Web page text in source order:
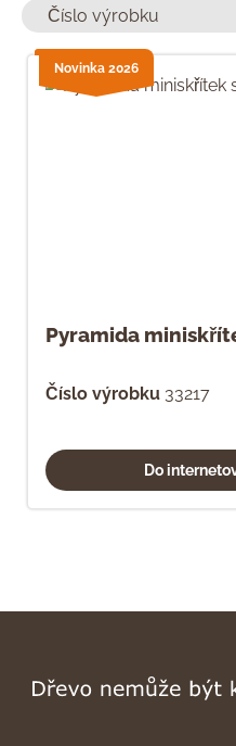
Pyramida
Číslo výrobku 33217
Do
Novinka 2026